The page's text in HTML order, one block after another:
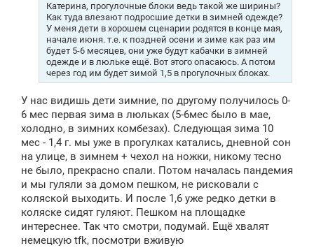
Катерина, прогулочные блоки ведь такой же ширины?
Как туда влезают подросшие детки в зимней одежде?
У меня дети в хорошем сценарии родятся в конце мая,
начале июня. т.е. к поздней осени и зиме как раз им
будет 5-6 месяцев, они уже будут кабачки в зимней
одежде и в люльке ещё. Вот этого опасаюсь. А потом
через год им будет зимой 1,5 в прогулочных блоках.
У нас видишь дети зимние, по другому получилось 0-
6 мес первая зима в люльках (5-6мес было в мае,
холодно, в зимних комбезах). Следующая зима 10
мес - 1,4 г. мы уже в прогулках катались, дневной сон
на улице, в зимнем + чехол на ножки, никому тесно
не было, прекрасно спали. Потом началась пандемия
и мы гуляли за домом пешком, не рисковали с
коляской выходить. И после 1,6 уже редко детки в
коляске сидят гуляют. Пешком на площадке
интереснее. Так что смотри, подумай. Ещё хвалят
немецкую tfk, посмотри вживую